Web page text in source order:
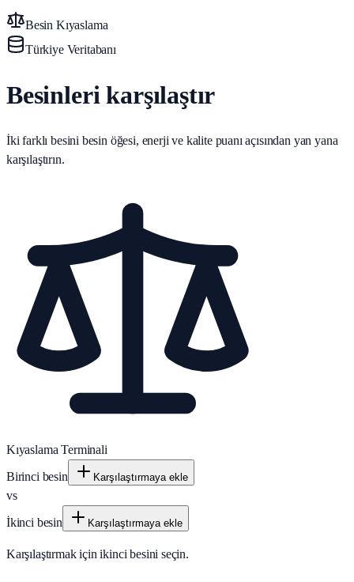
Besin Kıyaslama
Türkiye Veritabanı
Besinleri karşılaştır
İki farklı besini besin öğesi, enerji ve kalite puanı açısından yan yana
karşılaştırın.
Kıyaslama Terminali
Birinci besin
Karşılaştırmaya ekle
vs
İkinci besin
Karşılaştırmaya ekle
Karşılaştırmak için ikinci besini seçin.